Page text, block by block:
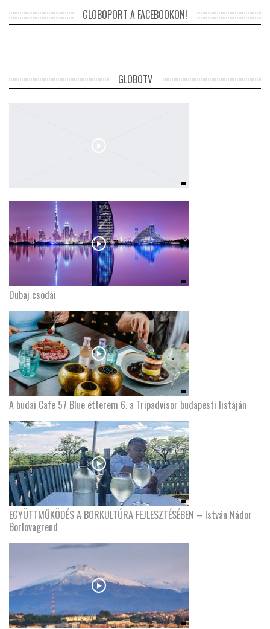
GLOBOPORT A FACEBOOKON!
GLOBOTV
Dubaj csodái
A budai Cafe 57 Blue étterem 6. a Tripadvisor budapesti listáján
EGYÜTTMŰKÖDÉS A BORKULTÚRA FEJLESZTÉSÉBEN – István Nádor
Borlovagrend